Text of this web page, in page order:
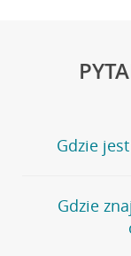
Gdzie
Jeśli szukasz
stronęPlacówki i
wygodna
Gdzie